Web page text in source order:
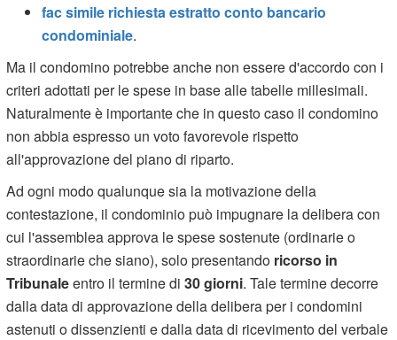
fac simile richiesta estratto conto bancario
condominiale.
Ma il condomino potrebbe anche non essere d'accordo con i
criteri adottati per le spese in base alle tabelle millesimali.
Naturalmente è importante che in questo caso il condomino
non abbia espresso un voto favorevole rispetto
all'approvazione del piano di riparto.
Ad ogni modo qualunque sia la motivazione della
contestazione, il condominio può impugnare la delibera con
cui l'assemblea approva le spese sostenute (ordinarie o
straordinarie che siano), solo presentando ricorso in
Tribunaleentro il termine di30 giorni. Tale termine decorre
dalla data di approvazione della delibera per i condomini
astenuti o dissenzienti e dalla data di ricevimento del verbale